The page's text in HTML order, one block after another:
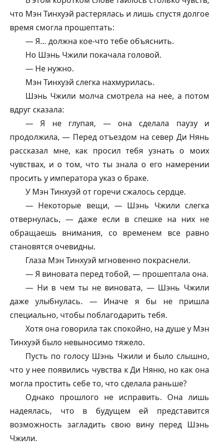
что Мэн Тинхуэй растерялась и лишь спустя долгое
время смогла прошептать:
— Я… должна кое-что тебе объяснить.
Но Шэнь Чжили покачала головой.
— Не нужно.
Мэн Тинхуэй слегка нахмурилась.
Шэнь Чжили молча смотрела на нее, а потом
вдруг сказала:
— Я не глупая, — она сделала паузу и
продолжила, — Перед отъездом на север Ди Нянь
рассказал мне, как просил тебя узнать о моих
чувствах, и о том, что ты знала о его намерении
просить у императора указ о браке.
У Мэн Тинхуэй от горечи сжалось сердце.
— Некоторые вещи, — Шэнь Чжили слегка
отвернулась, — даже если в спешке на них не
обращаешь внимания, со временем все равно
становятся очевидны.
Глаза Мэн Тинхуэй мгновенно покраснели.
— Я виновата перед тобой, — прошептала она.
— Ни в чем ты не виновата, — Шэнь Чжили
даже улыбнулась. — Иначе я бы не пришла
специально, чтобы поблагодарить тебя.
Хотя она говорила так спокойно, на душе у Мэн
Тинхуэй было невыносимо тяжело.
Пусть по голосу Шэнь Чжили и было слышно,
что у нее появились чувства к Ди Няню, но как она
могла простить себе то, что сделала раньше?
Однако прошлого не исправить. Она лишь
надеялась, что в будущем ей представится
возможность загладить свою вину перед Шэнь
Чжили.